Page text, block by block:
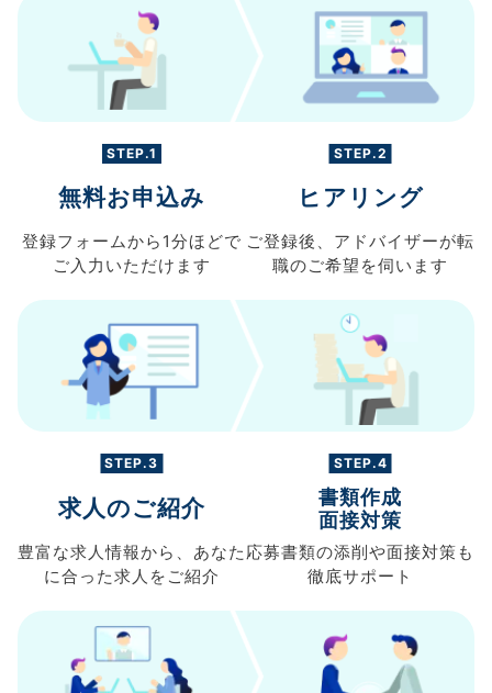
STEP.1
無料お申込み
登録フォームから 1分ほどで
ご入力 いただけます
STEP.2
ヒアリング
ご登録後、 アドバイザーが転
職のご希望を伺います
STEP.3
求人のご紹介
豊富な求人情報から、 あなた
に合った求人を ご紹介
STEP.4
書類作成
面接対策
応募書類の添削や面接対策も
徹底サポート